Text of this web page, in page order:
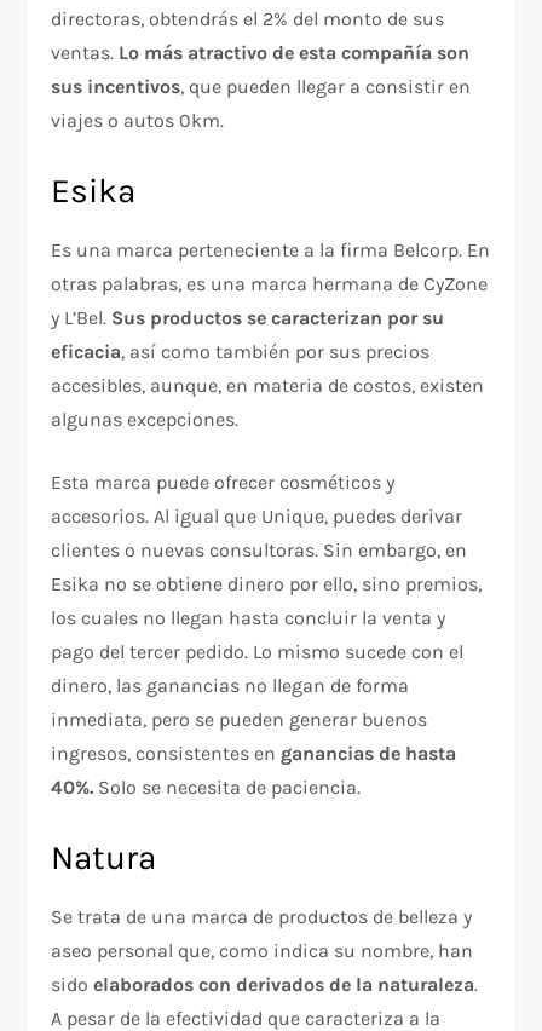
directoras, obtendrás el 2% del monto de sus
ventas. Lo más atractivo de esta compañía son
sus incentivos, que pueden llegar a consistir en
viajes o autos 0km.
Esika
Es una marca perteneciente a la firma Belcorp. En
otras palabras, es una marca hermana de CyZone
y L’Bel. Sus productos se caracterizan por su
eficacia, así como también por sus precios
accesibles, aunque, en materia de costos, existen
algunas excepciones.
Esta marca puede ofrecer cosméticos y
accesorios. Al igual que Unique, puedes derivar
clientes o nuevas consultoras. Sin embargo, en
Esika no se obtiene dinero por ello, sino premios,
los cuales no llegan hasta concluir la venta y
pago del tercer pedido. Lo mismo sucede con el
dinero, las ganancias no llegan de forma
inmediata, pero se pueden generar buenos
ingresos, consistentes en ganancias de hasta
40%. Solo se necesita de paciencia.
Natura
Se trata de una marca de productos de belleza y
aseo personal que, como indica su nombre, han
sidoelaborados con derivados de la naturaleza.
A pesar de la efectividad que caracteriza a la